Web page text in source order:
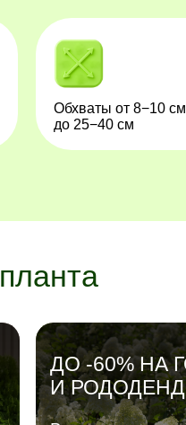
Обхваты от 8−10 см
до 25−40 см
ДО -60% НА
И